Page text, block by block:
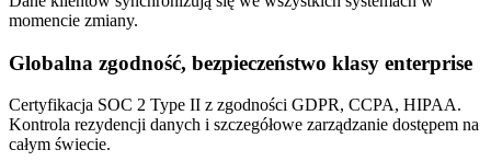
momencie zmiany.
Globalna zgodność, bezpieczeństwo klasy enterprise
Certyfikacja SOC 2 Type II z zgodności GDPR, CCPA, HIPAA.
Kontrola rezydencji danych i szczegółowe zarządzanie dostępem na
całym świecie.